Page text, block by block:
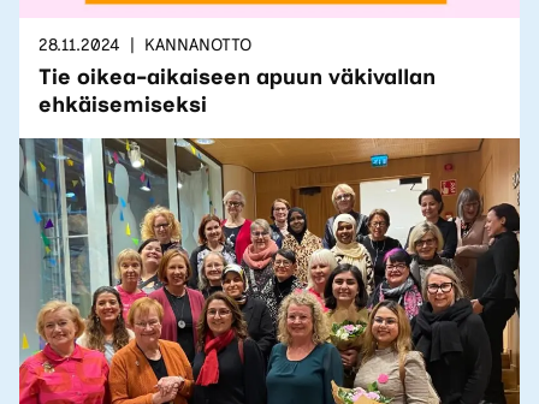
28.11.2024 KANNANOTTO
Tie oikea-aikaiseen apuun väkivallan
ehkäisemiseksi